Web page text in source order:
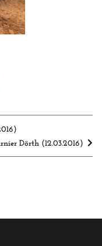
Dörth (12.03.2016)